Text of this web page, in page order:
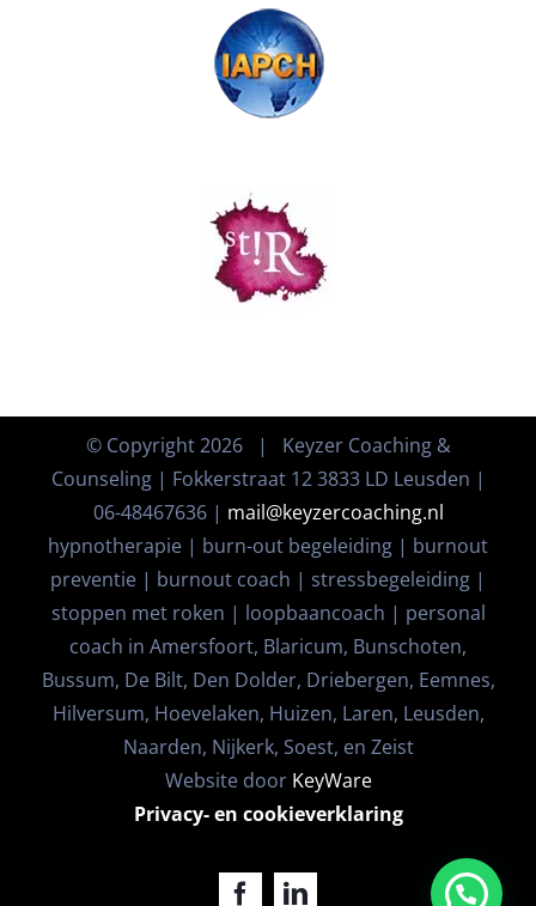
© Copyright2026 | Keyzer Coaching &
Counseling | Fokkerstraat 12 3833 LD Leusden |
06-48467636 | mail@keyzercoaching.nl
hypnotherapie | burn-out begeleiding | burnout
preventie | burnout coach | stressbegeleiding |
stoppen met roken | loopbaancoach | personal
coach in Amersfoort, Blaricum, Bunschoten,
Bussum, De Bilt, Den Dolder, Driebergen, Eemnes,
Hilversum, Hoevelaken, Huizen, Laren, Leusden,
Naarden, Nijkerk, Soest, en Zeist
Website door KeyWare
Privacy- en cookieverklaring